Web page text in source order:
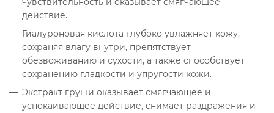
действие.
Гиалуроновая кислота глубоко увлажняет кожу,
сохраняя влагу внутри, препятствует
обезвоживанию и сухости, а также способствует
сохранению гладкости и упругости кожи.
Экстракт груши оказывает смягчающее и
успокаивающее действие, снимает раздражения и